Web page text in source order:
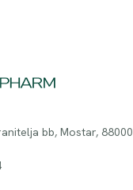
bb, Mostar, 88000